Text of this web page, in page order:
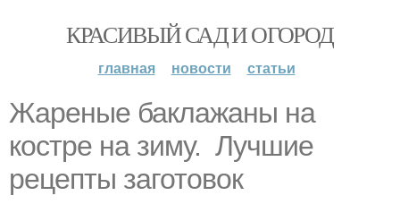
КРАСИВЫЙ САД И ОГОРОД
главная новости статьи
Жареные баклажаны на
костре на зиму. Лучшие
рецепты заготовок